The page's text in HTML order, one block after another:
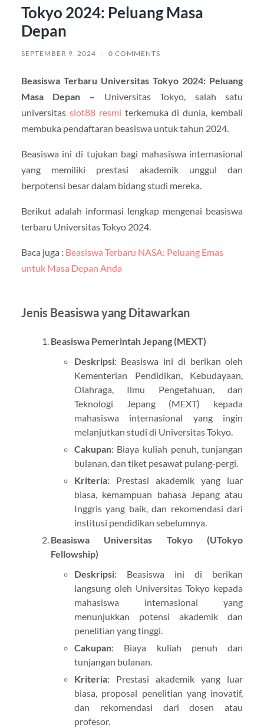
Tokyo 2024: Peluang Masa
Depan
SEPTEMBER 9, 2024 / 0 COMMENTS
Beasiswa Terbaru Universitas Tokyo 2024: Peluang
Masa Depan – Universitas Tokyo, salah satu
universitas slot88 resmi terkemuka di dunia, kembali
membuka pendaftaran beasiswa untuk tahun 2024.
Beasiswa ini di tujukan bagi mahasiswa internasional
yang memiliki prestasi akademik unggul dan
berpotensi besar dalam bidang studi mereka.
Berikut adalah informasi lengkap mengenai beasiswa
terbaru Universitas Tokyo 2024.
Baca juga : Beasiswa Terbaru NASA: Peluang Emas
untuk Masa Depan Anda
Jenis Beasiswa yang Ditawarkan
Beasiswa Pemerintah Jepang (MEXT)
Deskripsi: Beasiswa ini di berikan oleh
Kementerian Pendidikan, Kebudayaan,
Olahraga, Ilmu Pengetahuan, dan
Teknologi Jepang (MEXT) kepada
mahasiswa internasional yang ingin
melanjutkan studi di Universitas Tokyo.
Cakupan: Biaya kuliah penuh, tunjangan
bulanan, dan tiket pesawat pulang-pergi.
Kriteria: Prestasi akademik yang luar
biasa, kemampuan bahasa Jepang atau
Inggris yang baik, dan rekomendasi dari
institusi pendidikan sebelumnya.
Beasiswa Universitas Tokyo (UTokyo
Fellowship)
Deskripsi: Beasiswa ini di berikan
langsung oleh Universitas Tokyo kepada
mahasiswa internasional yang
menunjukkan potensi akademik dan
penelitian yang tinggi.
Cakupan: Biaya kuliah penuh dan
tunjangan bulanan.
Kriteria: Prestasi akademik yang luar
biasa, proposal penelitian yang inovatif,
dan rekomendasi dari dosen atau
profesor.